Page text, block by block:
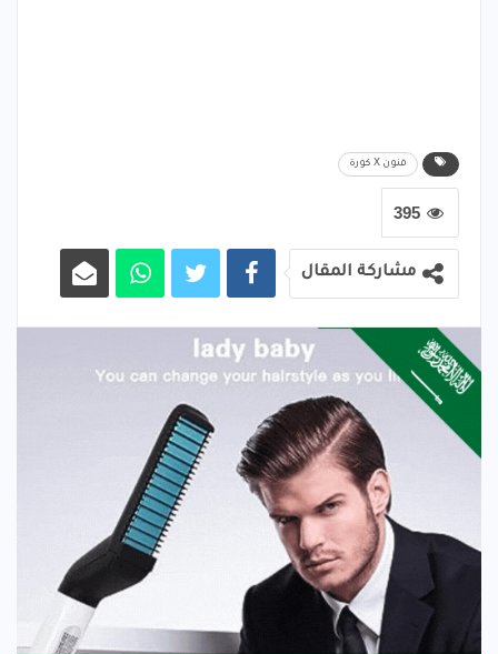
فنون X كورة
395
مشاركة المقال